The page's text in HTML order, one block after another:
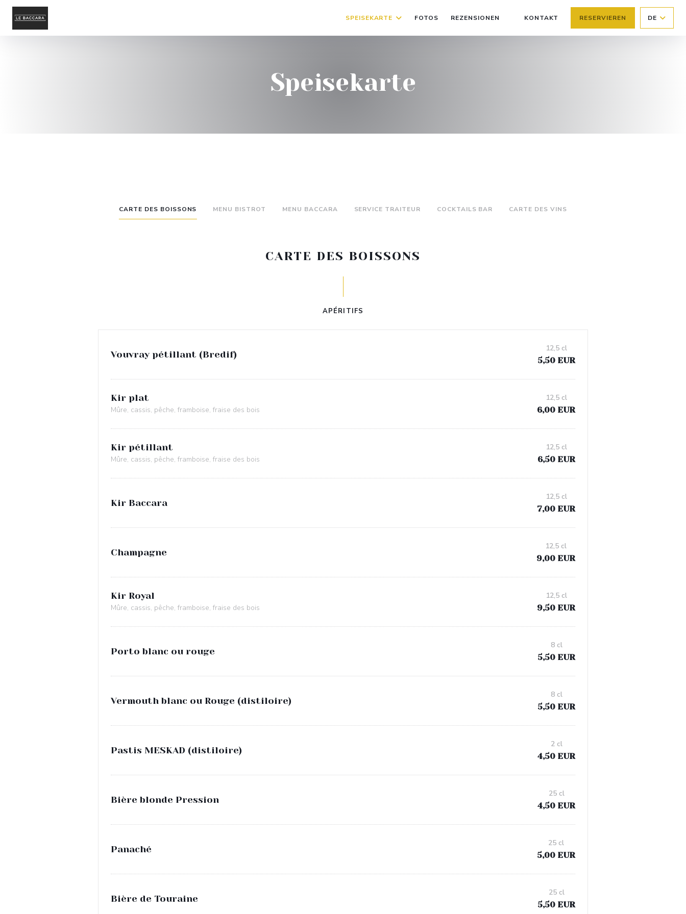
SPEISEKARTE FOTOS REZENSIONEN KONTAKT RESERVIEREN DE
Speisekarte
CARTE DES BOISSONS MENU BISTROT MENU BACCARA SERVICE TRAITEUR COCKTAILS BAR CARTE DES VINS
CARTE DES BOISSONS
APÉRITIFS
Vouvray pétillant (Bredif)
5,50 EUR
12,5 cl
Kir plat
Mûre, cassis, pêche, framboise, fraise des bois 6,00 EUR
12,5 cl
Kir pétillant
Mûre, cassis, pêche, framboise, fraise des bois 6,50 EUR
12,5 cl
Kir Baccara
7,00 EUR
12,5 cl
Champagne
9,00 EUR
12,5 cl
Kir Royal
Mûre, cassis, pêche, framboise, fraise des bois 9,50 EUR
12,5 cl
Porto blanc ou rouge
5,50 EUR
8 cl
Vermouth blanc ou Rouge (distiloire)
5,50 EUR
8 cl
Pastis MESKAD (distiloire)
4,50 EUR
2 cl
Bière blonde Pression
4,50 EUR
25 cl
Panaché
5,00 EUR
25 cl
Bière de Touraine
5,50 EUR
25 cl